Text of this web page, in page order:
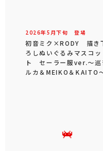
2026年5 月下旬 登場
初音ミク×RODY 描き
ろしぬいぐるみマスコッ
ト セーラー服ver.～巡
ルカ＆MEIKO＆KAITO